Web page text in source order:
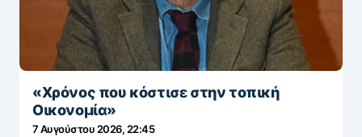
«Χρόνος που κόστισε στην τοπική
Οικονομία»
7 Αυγούστου 2026, 22:45